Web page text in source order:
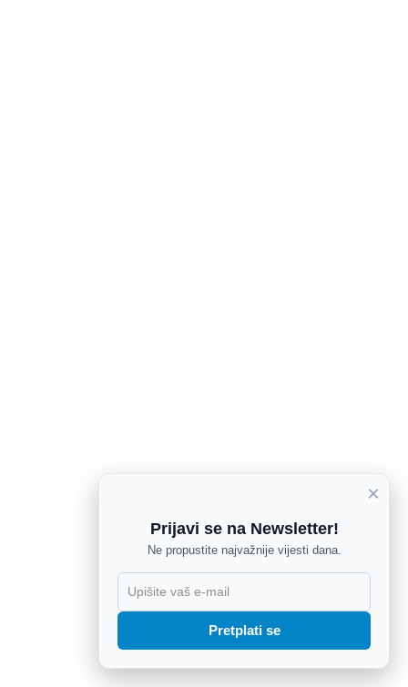
×
Prijavi se na Newsletter!
Ne propustite najvažnije vijesti dana.
Pretplati se